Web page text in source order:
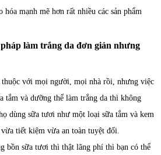
hóa mạnh mẽ hơn rất nhiều các sản phẩm
làm trắng da đơn giản nhưng
thuộc với mọi người, mọi nhà rồi, nhưng việc
tắm và dưỡng thể làm trắng da thì không
dùng sữa tươi như một loại sữa tắm và kem
tiết kiệm vừa an toàn tuyệt đối.
bồn sữa tươi thì thật lãng phí thì bạn có thể